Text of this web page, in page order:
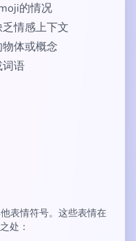
的情况
情感上下文
体或概念
语
表情符号。这些表情在
处：